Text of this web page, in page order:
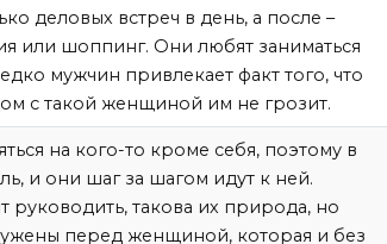
деловых встреч в день, а после –
или шоппинг. Они любят заниматься
мужчин привлекает факт того, что
с такой женщиной им не грозит.
на кого-то кроме себя, поэтому в
и они шаг за шагом идут к ней.
такова их природа, но
перед женщиной, которая и без